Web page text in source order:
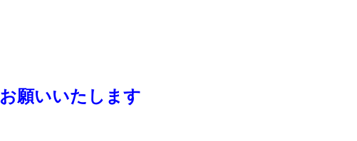
願いいたします